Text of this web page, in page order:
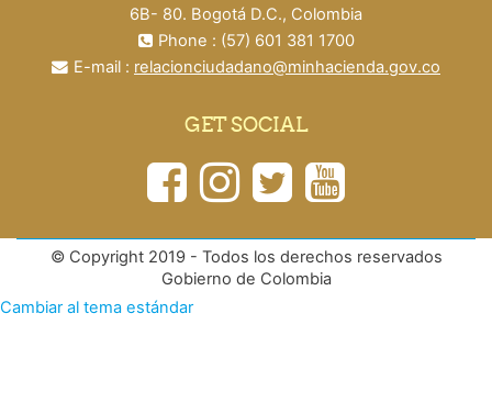
6B- 80. Bogotá D.C., Colombia
Phone : (57) 601 381 1700
E-mail : relacionciudadano@minhacienda.gov.co
GET SOCIAL
© Copyright 2019 - Todos los derechos reservados
Gobierno de Colombia
Cambiar al tema estándar